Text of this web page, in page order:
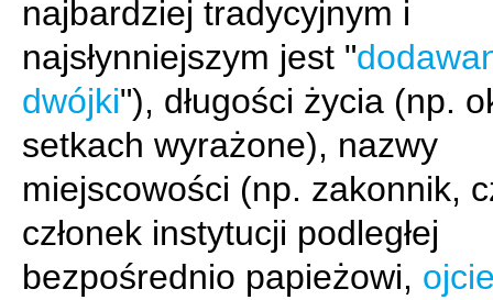
najbardziej tradycyjnym i
najsłynniejszym jest "
dwójki"), długości życia (np.
setkach wyrażone), nazwy
miejscowości (np. zakonnik,
członek instytucji podległej
bezpośrednio papieżowi,